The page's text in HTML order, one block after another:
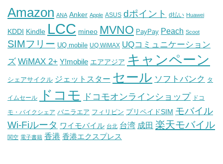
Amazon ANA Anker Apple ASUS dポイント d払い Huawei
KDDI Kindle LCC mineo MVNO PayPay Peach Scoot
SIMフリー UQ mobile UQ WiMAX UQコミュニケーション
ズ WiMAX 2+ Y!mobile エアアジア キャンペーン
シェアサイクル ジェットスター セール ソフトバンク タ
イムセール ドコモ ドコモオンラインショップ ドコ
モ・バイクシェア バニラエア フィリピン プリペイドSIM モバイル
Wi-Fiルータ ワイモバイル 台北 台湾 成田 楽天モバイル
関空 電子書籍 香港 香港エクスプレス